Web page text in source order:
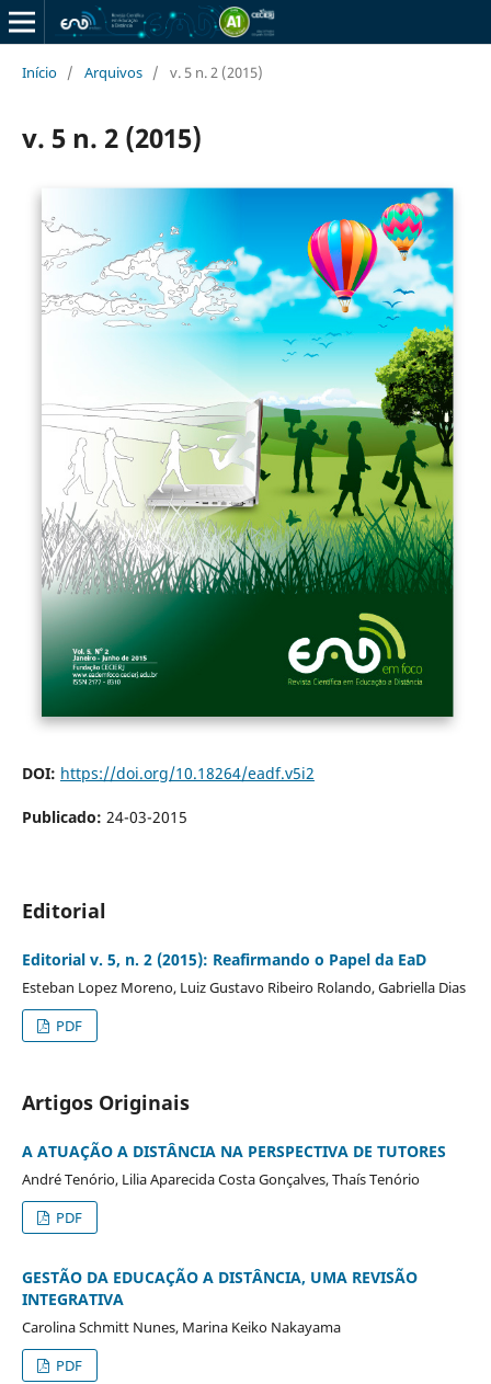
Início / Arquivos / v. 5 n. 2 (2015)
v. 5 n. 2 (2015)
DOI: https://doi.org/10.18264/eadf.v5i2
Publicado: 24-03-2015
Editorial
Editorial v. 5, n. 2 (2015): Reafirmando o Papel da EaD
Esteban Lopez Moreno, Luiz Gustavo Ribeiro Rolando, Gabriella Dias
PDF
Artigos Originais
A ATUAÇÃO A DISTÂNCIA NA PERSPECTIVA DE TUTORES
André Tenório, Lilia Aparecida Costa Gonçalves, Thaí­s Tenório
PDF
GESTÃO DA EDUCAÇÃO A DISTÂNCIA, UMA REVISÃO
INTEGRATIVA
Carolina Schmitt Nunes, Marina Keiko Nakayama
PDF